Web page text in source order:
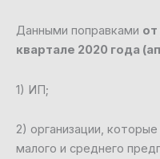
Данными поправками
квартале 2020 года
1) ИП;
2) организации,
малого и среднего